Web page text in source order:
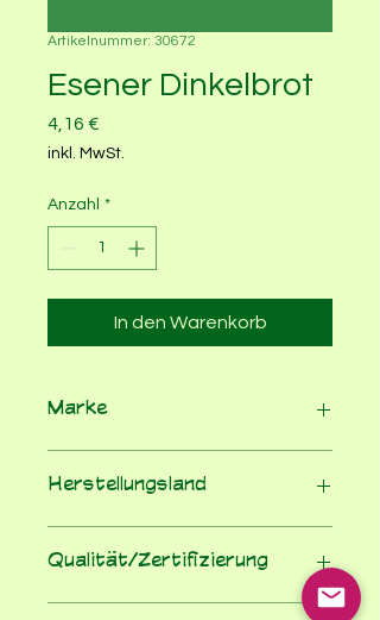
Artikelnummer: 30672
Esener Dinkelbrot
4,16 €
inkl. MwSt.
Anzahl *
In den Warenkorb
Marke
Herstellungsland
Qualität/Zertifizierung